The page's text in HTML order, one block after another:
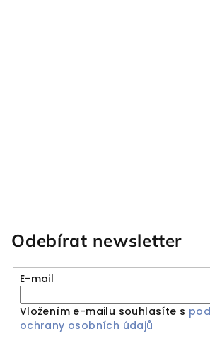
Odebírat newsletter
E-mail
Vložením e-mailu souhlasíte s
ochrany osobních údajů